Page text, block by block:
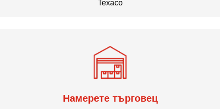
Texaco
Намерете търговец